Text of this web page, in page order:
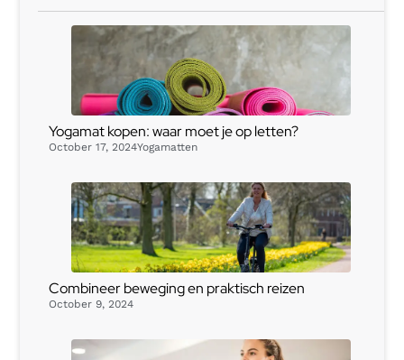
Yogamat kopen: waar moet je op letten?
October 17, 2024Yogamatten
Combineer beweging en praktisch reizen
October 9, 2024